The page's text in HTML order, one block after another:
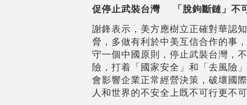
促停止武裝台灣 「脫鉤斷鏈」不
謝鋒表示，美方應樹立正確對華認
脅，多做有利於中美互信合作的事
守一個中國原則，停止武裝台灣，
險，打着「國家安全」和「去風險
會影響企業正常經營決策，破壞國
人和世界的不安全上既不可行更不可